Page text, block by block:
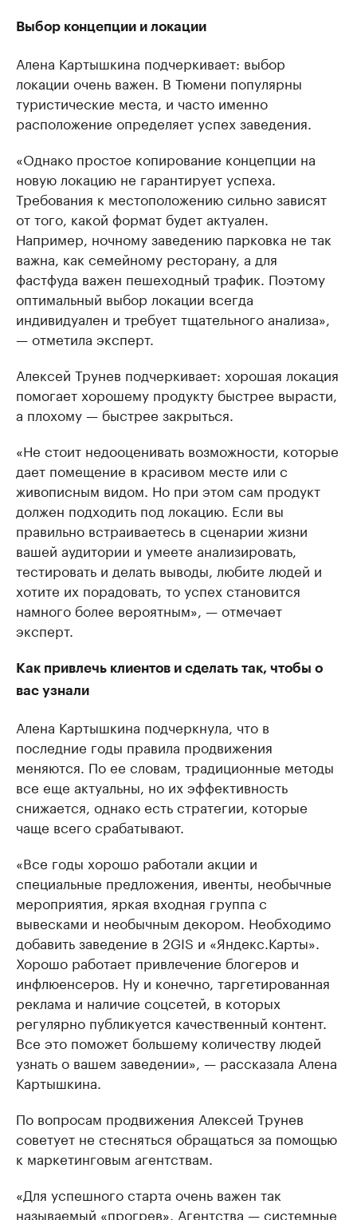
Выбор концепции и локации
Алена Картышкина подчеркивает: выбор
локации очень важен. В Тюмени популярны
туристические места, и часто именно
расположение определяет успех заведения.
«Однако простое копирование концепции на
новую локацию не гарантирует успеха.
Требования к местоположению сильно зависят
от того, какой формат будет актуален.
Например, ночному заведению парковка не так
важна, как семейному ресторану, а для
фастфуда важен пешеходный трафик. Поэтому
оптимальный выбор локации всегда
индивидуален и требует тщательного анализа»,
— отметила эксперт.
Алексей Трунев подчеркивает: хорошая локация
помогает хорошему продукту быстрее вырасти,
а плохому — быстрее закрыться.
«Не стоит недооценивать возможности, которые
дает помещение в красивом месте или с
живописным видом. Но при этом сам продукт
должен подходить под локацию. Если вы
правильно встраиваетесь в сценарии жизни
вашей аудитории и умеете анализировать,
тестировать и делать выводы, любите людей и
хотите их порадовать, то успех становится
намного более вероятным», — отмечает
эксперт.
Как привлечь клиентов и сделать так, чтобы о
вас узнали
Алена Картышкина подчеркнула, что в
последние годы правила продвижения
меняются. По ее словам, традиционные методы
все еще актуальны, но их эффективность
снижается, однако есть стратегии, которые
чаще всего срабатывают.
«Все годы хорошо работали акции и
специальные предложения, ивенты, необычные
мероприятия, яркая входная группа с
вывесками и необычным декором. Необходимо
добавить заведение в 2GIS и «Яндекс.Карты».
Хорошо работает привлечение блогеров и
инфлюенсеров. Ну и конечно, таргетированная
реклама и наличие соцсетей, в которых
регулярно публикуется качественный контент.
Все это поможет большему количеству людей
узнать о вашем заведении», — рассказала Алена
Картышкина.
По вопросам продвижения Алексей Трунев
советует не стесняться обращаться за помощью
к маркетинговым агентствам.
«Для успешного старта очень важен так
называемый «прогрев». Агентства — системные